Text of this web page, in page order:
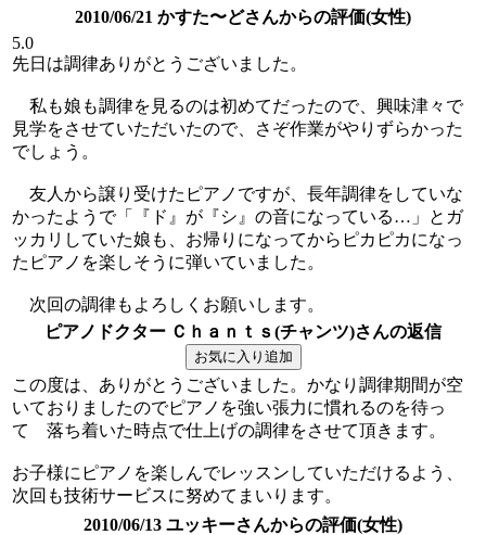
2010/06/21 かすた〜どさんからの評価(女性)
5.0
先日は調律ありがとうございました。
私も娘も調律を見るのは初めてだったので、興味津々で
見学をさせていただいたので、さぞ作業がやりずらかった
でしょう。
友人から譲り受けたピアノですが、長年調律をしていな
かったようで「『ド』が『シ』の音になっている…」とガ
ッカリしていた娘も、お帰りになってからピカピカになっ
たピアノを楽しそうに弾いていました。
次回の調律もよろしくお願いします。
ピアノドクター Ｃｈａｎｔｓ(チャンツ)さんの返信
この度は、ありがとうございました。かなり調律期間が空
いておりましたのでピアノを強い張力に慣れるのを待っ
て 落ち着いた時点で仕上げの調律をさせて頂きます。
お子様にピアノを楽しんでレッスンしていただけるよう、
次回も技術サービスに努めてまいります。
2010/06/13 ユッキーさんからの評価(女性)